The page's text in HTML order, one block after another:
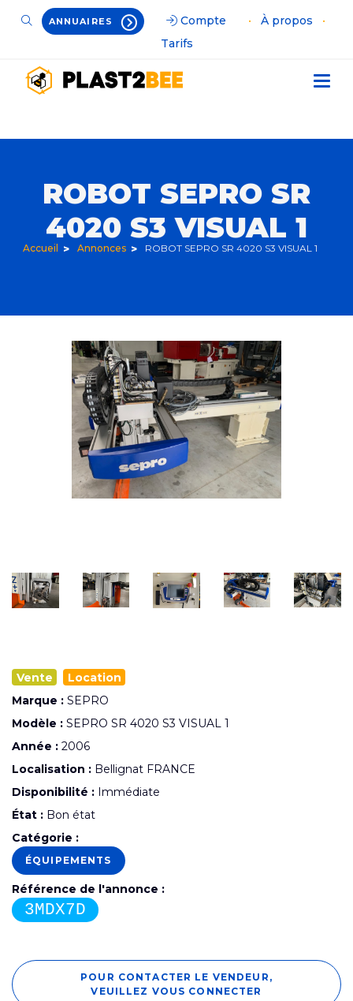
ANNUAIRES Compte • À propos
•
Tarifs
ROBOT SEPRO SR
4020 S3 VISUAL 1
Accueil Annonces ROBOT SEPRO SR 4020 S3 VISUAL 1
Vente
Location
Marque : SEPRO
Modèle : SEPRO SR 4020 S3 VISUAL 1
Année : 2006
Localisation : Bellignat FRANCE
Disponibilité : Immédiate
État : Bon état
Catégorie :
ÉQUIPEMENTS
Référence de l'annonce :
3MDX7D
POUR CONTACTER LE VENDEUR,
VEUILLEZ VOUS CONNECTER